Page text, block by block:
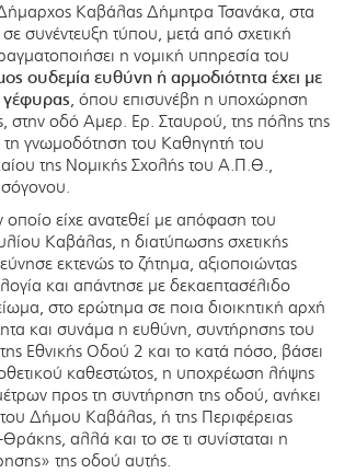
Δήμαρχος Καβάλας Δήμητρα Τσανάκα, στα
συνέντευξη τύπου, μετά από σχετική
η νομική υπηρεσία του
ουδεμία ευθύνη ή αρμοδιότητα έχει με
γέφυρας, όπου επισυνέβη η υποχώρηση
στην οδό Αμερ. Ερ. Σταυρού, της πόλης της
τη γνωμοδότηση του Καθηγητή του
της Νομικής Σχολής του Α.Π.Θ.,
είχε ανατεθεί με απόφαση του
Καβάλας, η διατύπωσης σχετικής
εκτενώς το ζήτημα, αξιοποιώντας
και απάντησε με δεκαεπτασέλιδο
στο ερώτημα σε ποια διοικητική αρχή
και συνάμα η ευθύνη, συντήρησης του
Εθνικής Οδού 2 και το κατά πόσο, βάσει
καθεστώτος, η υποχρέωση λήψης
προς τη συντήρηση της οδού, ανήκει
Δήμου Καβάλας, ή της Περιφέρειας
αλλά και το σε τι συνίσταται η
της οδού αυτής.